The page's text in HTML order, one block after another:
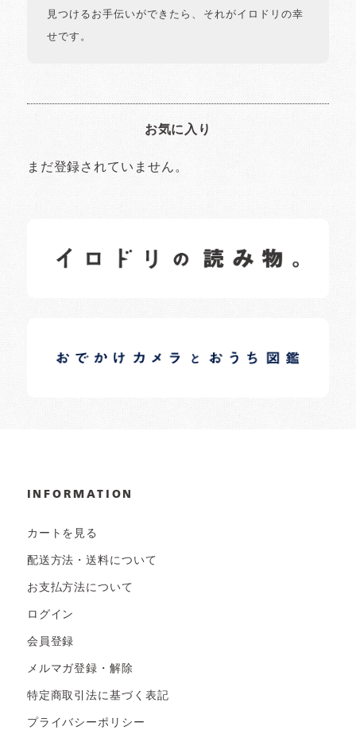
見つけるお手伝いができたら、それがイロドリの幸
せです。
お気に入り
まだ登録されていません。
日常の様子など随時更新中です。
日常の様子など随時更新中です。
INFORMATION
カートを見る
配送方法・送料について
お支払方法について
ログイン
会員登録
メルマガ登録・解除
特定商取引法に基づく表記
プライバシーポリシー